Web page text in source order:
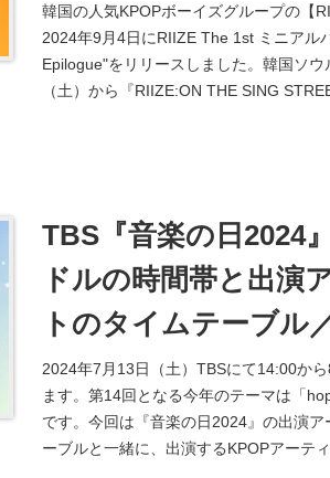
韓国の人気KPOPボーイズグループの【
2024年9月4日にRIIZE The 1st ミニアル
Epilogue"をリリースしました。韓国ソウ
（土）から『RIIZE:ON THE SING
トアを開催しています。今回は開催中の
TBS『音楽の日2024
ドルの時間帯と出演
トのタイムテーブル
ク、TXT
2024年7月13日（土）TBSにて14:00か
ます。第14回となる今年のテーマは「
です。今回は『音楽の日2024』の出演ア
ーブルと一緒に、出演するKPOPアーテ